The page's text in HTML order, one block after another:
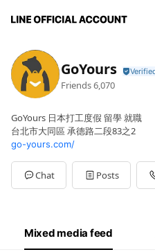
GoYours
Friends6,070
GoYours 日本打工度假 留學 就職
台北市大同區 承德路二段83之2
go-yours.com/
Chat Posts
Mixed media feed